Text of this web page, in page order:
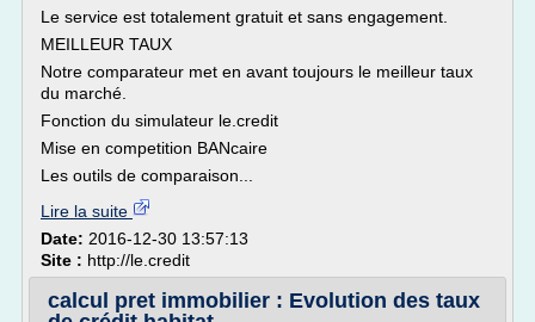
Le service est totalement gratuit et sans engagement.
MEILLEUR TAUX
Notre comparateur met en avant toujours le meilleur taux
du marché.
Fonction du simulateur le.credit
Mise en competition BANcaire
Les outils de comparaison...
Lire la suite
Date: 2016-12-30 13:57:13
Site : http://le.credit
calcul pret immobilier : Evolution des taux